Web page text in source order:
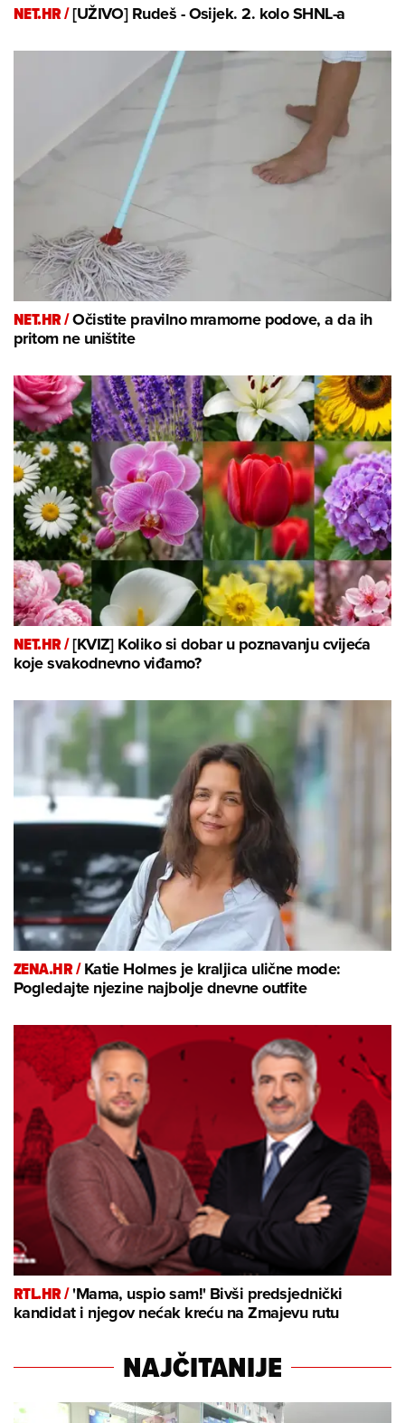
NET.HR /[UŽIVO] Rudeš - Osijek. 2. kolo SHNL-a
NET.HR /Očistite pravilno mramorne podove, a da ih
pritom ne uništite
NET.HR /[KVIZ] Koliko si dobar u poznavanju cvijeća
koje svakodnevno viđamo?
ZENA.HR /Katie Holmes je kraljica ulične mode:
Pogledajte njezine najbolje dnevne outfite
RTL.HR /'Mama, uspio sam!' Bivši predsjednički
kandidat i njegov nećak kreću na Zmajevu rutu
NAJČITANIJE